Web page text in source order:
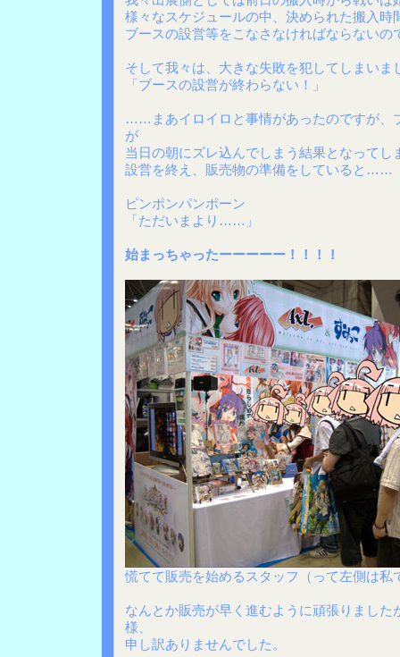
様々なスケジュールの中、決められた搬入時
ブースの設営等をこなさなければならないの
そして我々は、大きな失敗を犯してしまい
「ブースの設営が終わらない！」
……まあイロイロと事情があったのですが、
が
当日の朝にズレ込んでしまう結果となってし
設営を終え、販売物の準備をしていると……
ピンポンパンポーン
「ただいまより……」
始まっちゃったーーーーー！！！！
慌てて販売を始めるスタッフ（って左側は
なんとか販売が早く進むように頑張りました
様、
申し訳ありませんでした。